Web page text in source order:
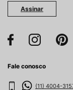
Assinar
Fale conosco
(11) 4004-